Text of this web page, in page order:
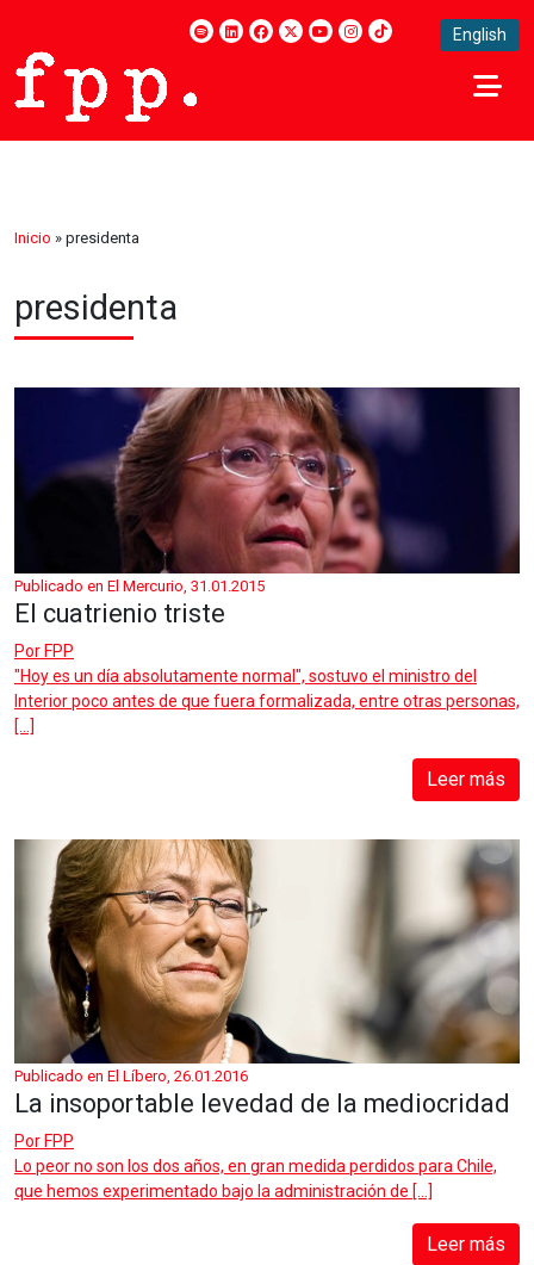
English
Inicio » presidenta
presidenta
Publicado en El Mercurio, 31.01.2015
El cuatrienio triste
Por FPP
"Hoy es un día absolutamente normal", sostuvo el ministro del
Interior poco antes de que fuera formalizada, entre otras personas,
[…]
Leer más
Publicado en El Líbero, 26.01.2016
La insoportable levedad de la mediocridad
Por FPP
Lo peor no son los dos años, en gran medida perdidos para Chile,
que hemos experimentado bajo la administración de […]
Leer más